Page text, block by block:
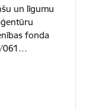
un līgumu
fonda
061…